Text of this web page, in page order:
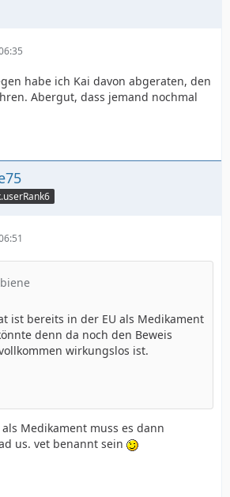
habe ich Kai davon abgeraten, den
Abergut, dass jemand nochmal
ist bereits in der EU als Medikament
denn da noch den Beweis
wirkungslos ist.
Medikament muss es dann
us. vet benannt sein